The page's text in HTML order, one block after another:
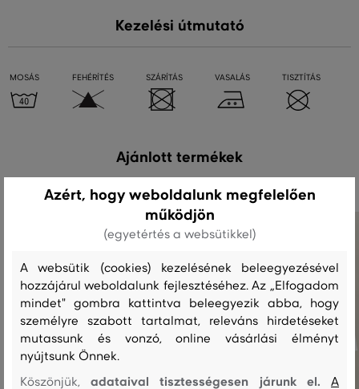
Kezelési útmutató
MOSÁS FEHÉRÍTÉS SZÁRÍTÁS VASALÁS TISZTÍTÁS
Ajánlott termékek
Azért, hogy weboldalunk megfelelően
működjön
(egyetértés a websütikkel)
A websütik (cookies) kezelésének beleegyezésével
hozzájárul weboldalunk fejlesztéséhez. Az „Elfogadom
mindet" gombra kattintva beleegyezik abba, hogy
személyre szabott tartalmat, releváns hirdetéseket
mutassunk és vonzó, online vásárlási élményt
nyújtsunk Önnek.
Köszönjük,adataival tisztességesen járunk el.A